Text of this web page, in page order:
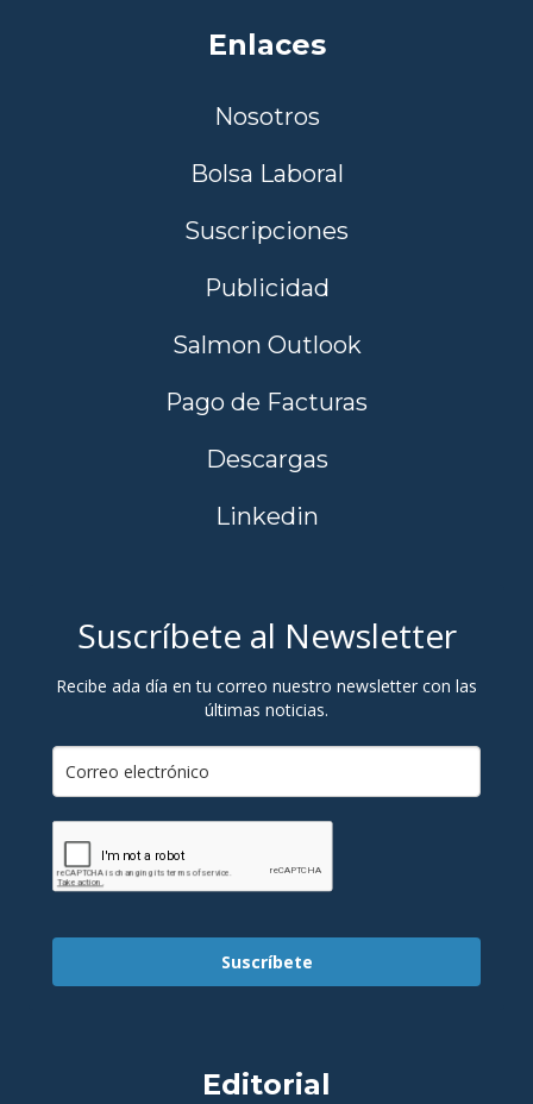
Enlaces
Nosotros
Bolsa Laboral
Suscripciones
Publicidad
Salmon Outlook
Pago de Facturas
Descargas
Linkedin
Suscríbete al Newsletter
Recibe ada día en tu correo nuestro newsletter con las
últimas noticias.
Suscríbete
Editorial